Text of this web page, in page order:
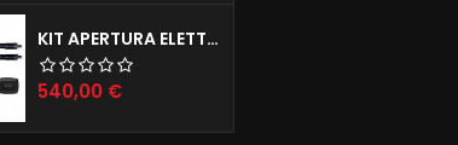
KIT APERTURA ELETTRICA BAGAGLIAIO JAGUAR E-PACE F-PACE
Prezzo
540,00 €